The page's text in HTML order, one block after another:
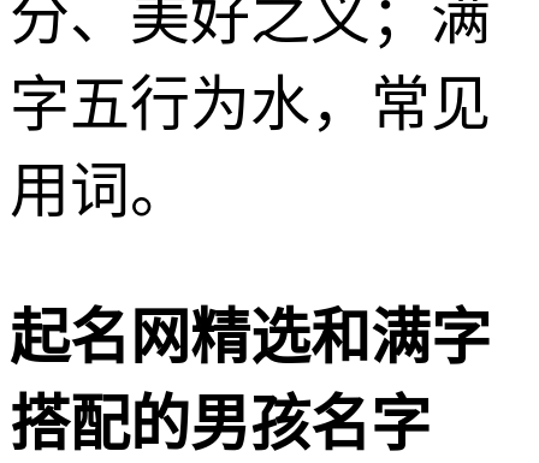
分、美好之义；满
字五行为水，常见
用词。
起名网精选和满字
搭配的男孩名字